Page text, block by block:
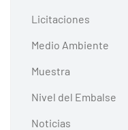
Licitaciones
Medio Ambiente
Muestra
Nivel del Embalse
Noticias